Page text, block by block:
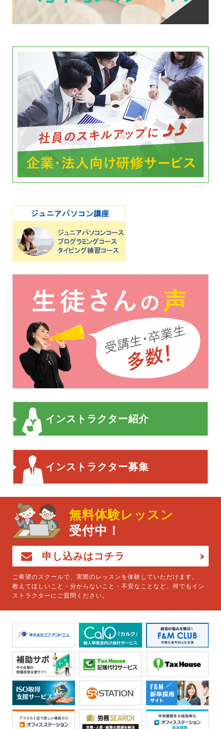
インストラクター紹介
インストラクター募集
無料体験レッスン
受付中！
申し込みはコチラ
ご希望のスクールで、実際のレッスンを体験していただけます。
教えてほしいこと・分からないこと・不安なことなど、何でもイン
ストラクターにご質問ください。